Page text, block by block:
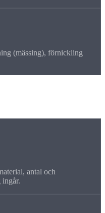
(mässing), förnickling
antal och